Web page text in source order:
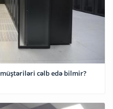
cəlb edə bilmir?